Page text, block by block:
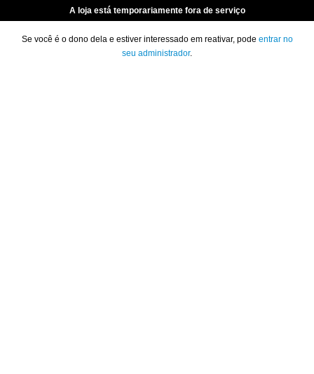
A loja está temporariamente fora de serviço
Se você é o dono dela e estiver interessado em reativar, pode entrar no
seu administrador.